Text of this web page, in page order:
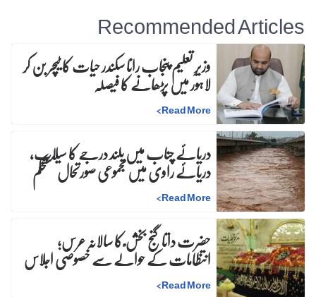
Recommended Articles
وزیرِ تعلیم پنجاب رانا سکندر حیات کا ٹیچر بن کر
لاہور میں پڑھانے کا فیصلہ
Read More
>
دریائے چناب میں بلند درجے کا سیلاب،
دریائے راوی میں مجموعی صورتحال مستحکم
Read More
>
حضرت داتا گنج بخش ؒ کا سالانہ عرس;
انتظامات کے حوالے سے خصوصی اجلاس
Read More
>